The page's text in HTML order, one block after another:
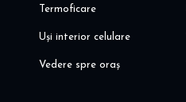
Termoficare
Uși interior celulare
Vedere spre oraș